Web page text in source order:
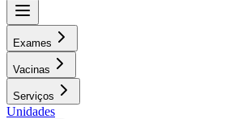
Exames
Vacinas
Serviços
Unidades